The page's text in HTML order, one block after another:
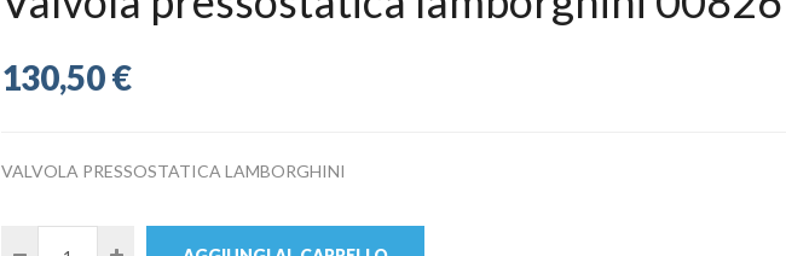
130,50 €
VALVOLA PRESSOSTATICA LAMBORGHINI